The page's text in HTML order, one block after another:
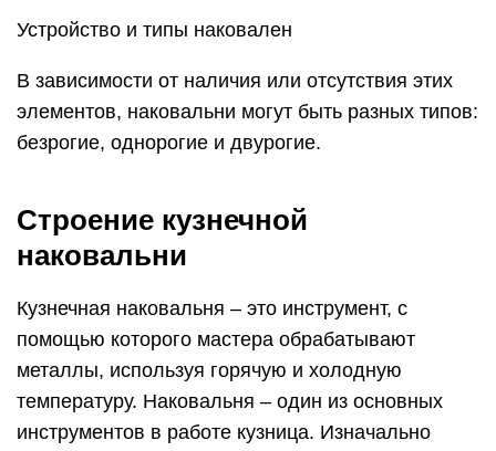
Устройство и типы наковален
В зависимости от наличия или отсутствия этих
элементов, наковальни могут быть разных типов:
безрогие, однорогие и двурогие.
Строение кузнечной
наковальни
Кузнечная наковальня – это инструмент, с
помощью которого мастера обрабатывают
металлы, используя горячую и холодную
температуру. Наковальня – один из основных
инструментов в работе кузница. Изначально